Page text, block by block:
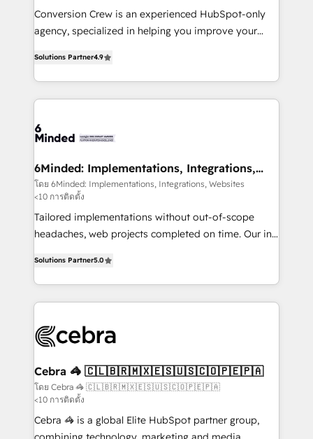
HubSpot from “just your CRM” to your growth
infrastructure—let’s talk.
Conversion Crew is an experienced HubSpot-only
agency, specialized in helping you improve your
Implementing HubSpot (CRM, Marketing, Sales,
Service and Operations) - Developing fast, good-
looking websites in the HubSpot CMS - Building
systems you use You need a clear method to reach
current processes together, from which we create a
focused action plan. By implementing these steps in
your day-to-day business, you will start to see
results fast. This creates space for growth! Want to
know how we can help? Contact us to set up a
Solutions Partner4.9
6Minded: Implementations, Integrations,
Websites
โดย 6Minded: Implementations, Integrations, Websites
<10 การติดตั้ง
Tailored implementations without out-of-scope
headaches, web projects completed on time. Our in-
developers, designers, and marketers handles all
aspects of your HubSpot. ✨ 400+ global clients ✨
100+ seamless migrations from 15+ different CRMs
implementations, and 5,000+ pages ✨ CS: Clients
CS: 245% organic growth & +751% new visitors for a
full-funnel HubSpot project ✨ CS: 415% conversion
boost with a new HubSpot site Recognized leaders:
🏆 HubSpot Platform Migration Impact Award 🏆
Clutch HubSpot Global Leader 🏆 Finalist: HubSpot
Solutions Partner5.0
Cebra 🦓 🇨🇱🇧🇷🇲🇽🇪🇸🇺🇸🇨🇴🇵🇪🇵🇦
โดย Cebra 🦓 🇨🇱🇧🇷🇲🇽🇪🇸🇺🇸🇨🇴🇵🇪🇵🇦
<10 การติดตั้ง
Cebra 🦓 is a global Elite HubSpot partner group,